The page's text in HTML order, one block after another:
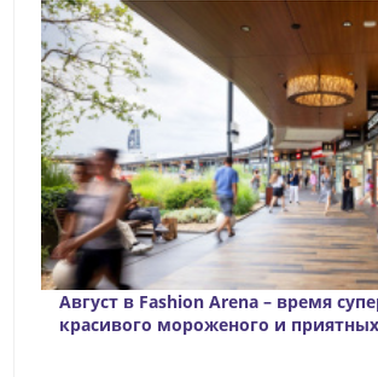
Август в Fashion Arena – время
красивого мороженого и